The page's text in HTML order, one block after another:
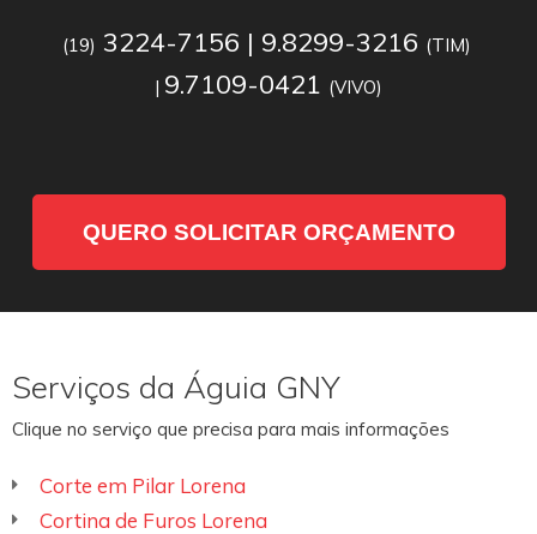
(19) 3224-7156 | 9.8299-3216 (TIM)
| 9.7109-0421 (VIVO)
QUERO SOLICITAR ORÇAMENTO
Serviços da Águia GNY
Clique no serviço que precisa para mais informações
Corte em Pilar Lorena
Cortina de Furos Lorena